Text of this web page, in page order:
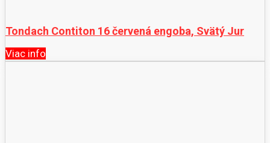
Tondach Contiton 16 červená engoba, Svätý Jur
Viac info